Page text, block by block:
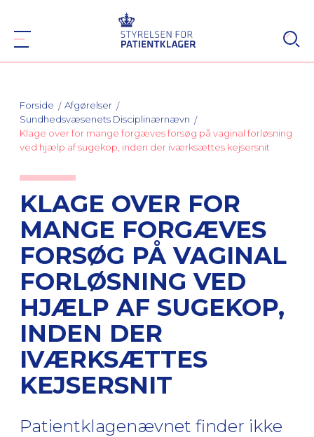
Forside
Afgørelser
Sundhedsvæsenets Disciplinærnævn
Klage over for mange forgæves forsøg på vaginal forløsning
ved hjælp af sugekop, inden der iværksættes kejsersnit
KLAGE OVER FOR
MANGE FORGÆVES
FORSØG PÅ VAGINAL
FORLØSNING VED
HJÆLP AF SUGEKOP,
INDEN DER
IVÆRKSÆTTES
KEJSERSNIT
Patientklagenævnet finder ikke